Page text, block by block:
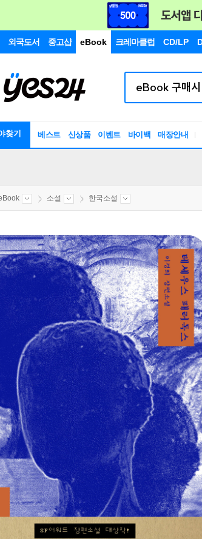
외국도서 중고샵 eBook 크레마클럽 CD/LP
찾기 베스트 신상품 이벤트 바이백 매장안내
소설 한국소설